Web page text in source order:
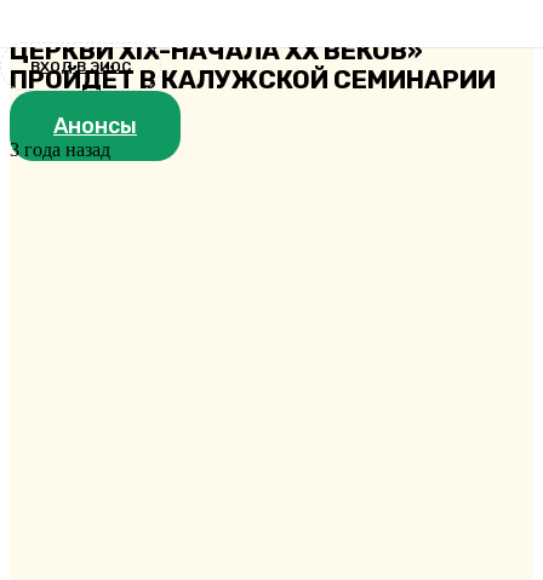
ВХОД В ЭИОС
ЦЕРКВИ XIX-НАЧАЛА XX ВЕКОВ»
ПРОЙДЁТ В КАЛУЖСКОЙ СЕМИНАРИИ
Анонсы
3 года назад